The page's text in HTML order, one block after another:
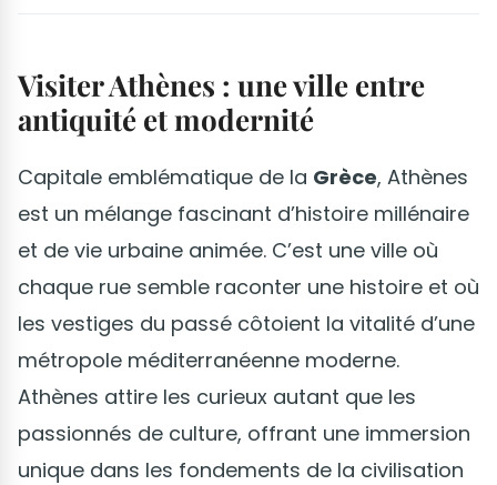
Visiter Athènes : une ville entre
antiquité et modernité
Capitale emblématique de la Grèce, Athènes
est un mélange fascinant d’histoire millénaire
et de vie urbaine animée. C’est une ville où
chaque rue semble raconter une histoire et où
les vestiges du passé côtoient la vitalité d’une
métropole méditerranéenne moderne.
Athènes attire les curieux autant que les
passionnés de culture, offrant une immersion
unique dans les fondements de la civilisation